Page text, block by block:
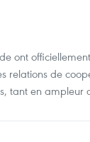
ont
relations de
tant en ampleur